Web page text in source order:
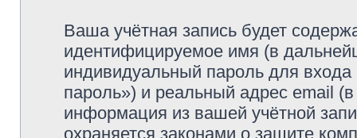
Ваша учётная запись будет
идентифицируемое имя (в
индивидуальный пароль для
пароль») и реальный адрес email
информация из вашей учётной
охраняется законами о защите